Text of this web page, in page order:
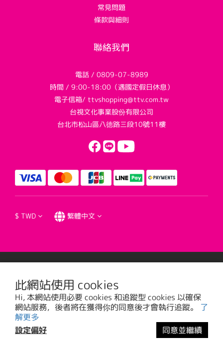
此網站使用 cookies
Hi, 本網站使用必要 cookies 和追蹤型 cookies 以確保
網站服務，後者將在獲得你的同意後才會執行追蹤。 了
解更多
設定偏好
同意並繼續
常見問題
條款與細則
聯絡我們
電話 / 0809-07-8989
時間 / 9:00-18:00（遇國定假日休息）
電子信箱/ ttvshopping@ttv.com.tw
台視文化事業股份有限公司
台北市松山區八德路三段10號11樓
$ TWD 繁體中文
台視文化事業股份有限公司版權所有 © 2016 TTV CULTURAL ENTERPRISE, LTD. All
Rights Reserved. | 統一編號: 20785373